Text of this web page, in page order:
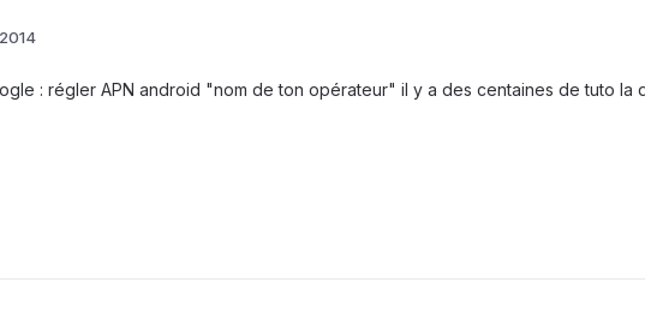
: régler APN android "nom de ton opérateur" il y a des centaines de tuto la